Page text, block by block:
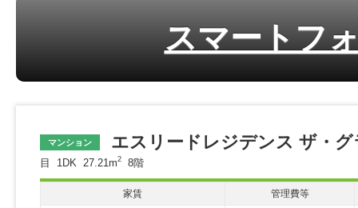
スマートフ
マンション エスリードレジデンス ザ・
目 1DK 27.21m2 8階
家賃 管理費等